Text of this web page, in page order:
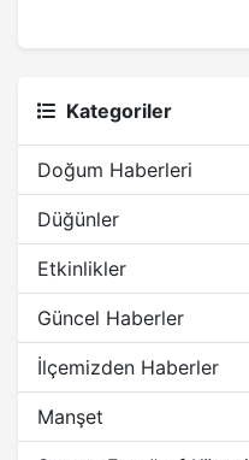
Kategoriler
Doğum Haberleri
Düğünler
Etkinlikler
Güncel Haberler
İlçemizden Haberler
Manşet